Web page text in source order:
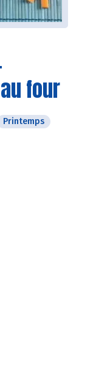
four
Printemps